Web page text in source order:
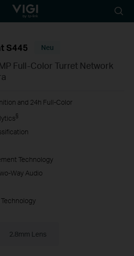
Link, Reliably
S445 Neu
Full-Color Turret Network
and 24h Full-Color
§
Technology
Way Audio
2.8mm Lens